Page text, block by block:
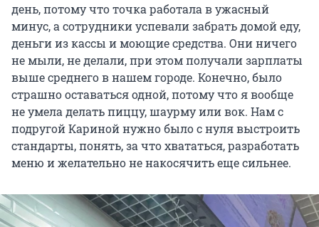
день, потому что точка работала в ужасный
минус, а сотрудники успевали забрать домой еду,
деньги из кассы и моющие средства. Они ничего
не мыли, не делали, при этом получали зарплаты
выше среднего в нашем городе. Конечно, было
страшно оставаться одной, потому что я вообще
не умела делать пиццу, шаурму или вок. Нам с
подругой Кариной нужно было с нуля выстроить
стандарты, понять, за что хвататься, разработать
меню и желательно не накосячить еще сильнее.